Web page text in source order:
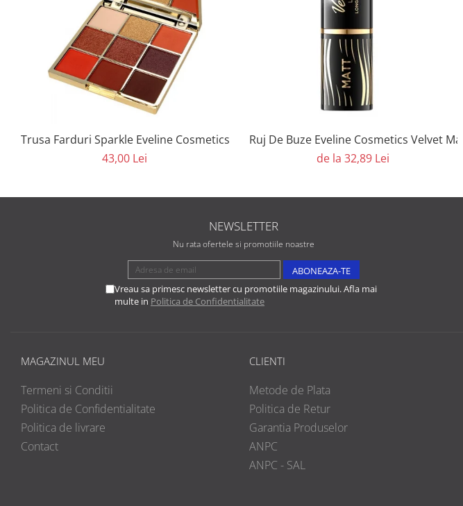
Trusa Farduri Sparkle Eveline Cosmetics
43,00 Lei
Ruj De Buze Eveline Cosmetics Velvet Matt
de la 32,89 Lei
NEWSLETTER
Nu rata ofertele si promotiile noastre
Vreau sa primesc newsletter cu promotiile magazinului. Afla mai
multe in Politica de Confidentialitate
MAGAZINUL MEU
Termeni si Conditii
Politica de Confidentialitate
Politica de livrare
Contact
CLIENTI
Metode de Plata
Politica de Retur
Garantia Produselor
ANPC
ANPC - SAL